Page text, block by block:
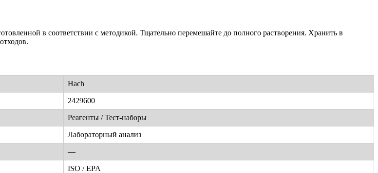
в соответствии с методикой. Тщательно перемешайте до полного растворения. Хранить в
Hach
2429600
Реагенты / Тест-наборы
Лабораторный анализ
—
ISO / EPA